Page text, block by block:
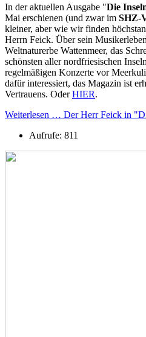
In der aktuellen Ausgabe "Die
Mai erschienen (und zwar im SHZ-
kleiner, aber wie wir finden
Herrn Feick. Über sein
Weltnaturerbe Wattenmeer, das
schönsten aller nordfriesischen
regelmäßigen Konzerte vor
dafür interessiert, das Magazin ist
Vertrauens. OderHIER.
Weiterlesen … Der Herr Feick in
Aufrufe: 811